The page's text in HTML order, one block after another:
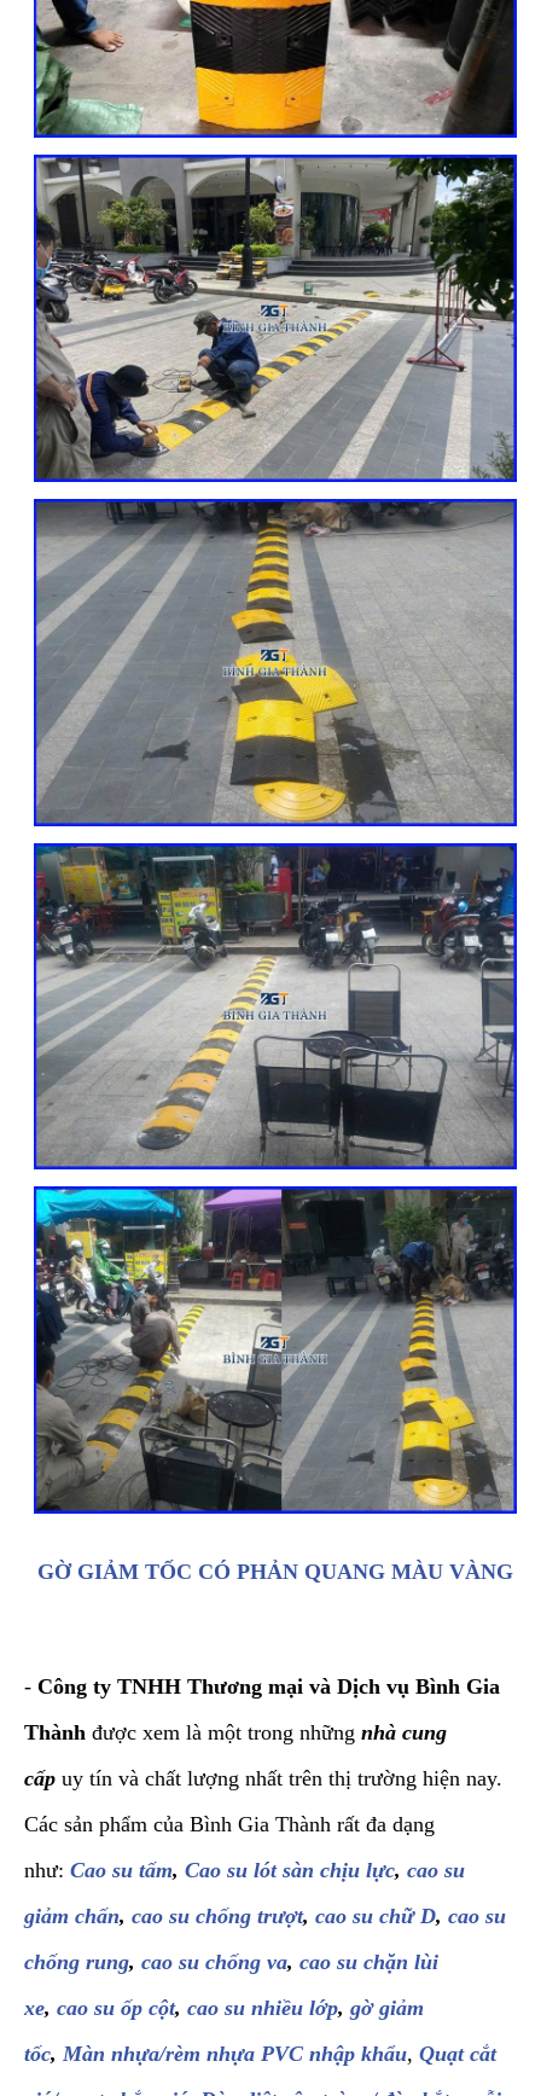
GỜ GIẢM TỐC CÓ PHẢN QUANG MÀU VÀNG
- Công ty TNHH Thương mại và Dịch vụ Bình Gia
Thành được xem là một trong những nhà cung
cấp uy tín và chất lượng nhất trên thị trường hiện nay.
Các sản phẩm của Bình Gia Thành rất đa dạng
như: Cao su tấm, Cao su lót sàn chịu lực, cao su
giảm chấn, cao su chống trượt, cao su chữ D, cao su
chống rung, cao su chống va, cao su chặn lùi
xe, cao su ốp cột, cao su nhiều lớp, gờ giảm
tốc, Màn nhựa/rèm nhựa PVC nhập khẩu, Quạt cắt